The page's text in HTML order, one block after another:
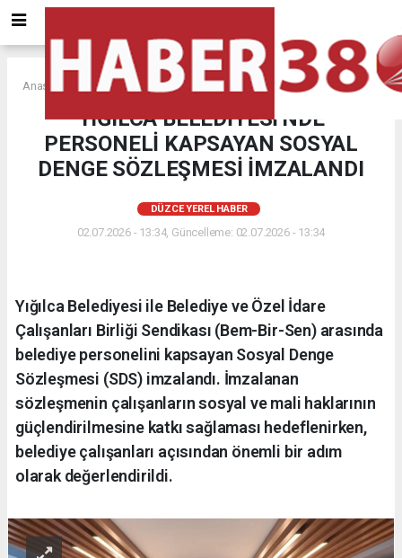
Anasayfa DÜZCE YEREL HABER
YIĞILCA BELEDİYESİ'NDE
PERSONELİ KAPSAYAN SOSYAL
DENGE SÖZLEŞMESİ İMZALANDI
DÜZCE YEREL HABER
02.07.2026 - 13:34, Güncelleme: 02.07.2026 - 13:34
Yığılca Belediyesi ile Belediye ve Özel İdare
Çalışanları Birliği Sendikası (Bem-Bir-Sen) arasında
belediye personelini kapsayan Sosyal Denge
Sözleşmesi (SDS) imzalandı. İmzalanan
sözleşmenin çalışanların sosyal ve mali haklarının
güçlendirilmesine katkı sağlaması hedeflenirken,
belediye çalışanları açısından önemli bir adım
olarak değerlendirildi.